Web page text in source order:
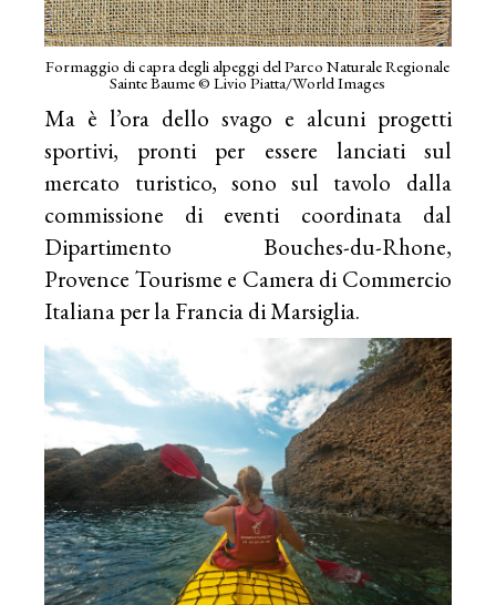
Formaggio di capra degli alpeggi del Parco Naturale Regionale
Sainte Baume © Livio Piatta/World Images
Ma è l’ora dello svago e alcuni progetti
sportivi, pronti per essere lanciati sul
mercato turistico, sono sul tavolo dalla
commissione di eventi coordinata dal
Dipartimento Bouches-du-Rhone,
Provence Tourisme e Camera di Commercio
Italiana per la Francia di Marsiglia.